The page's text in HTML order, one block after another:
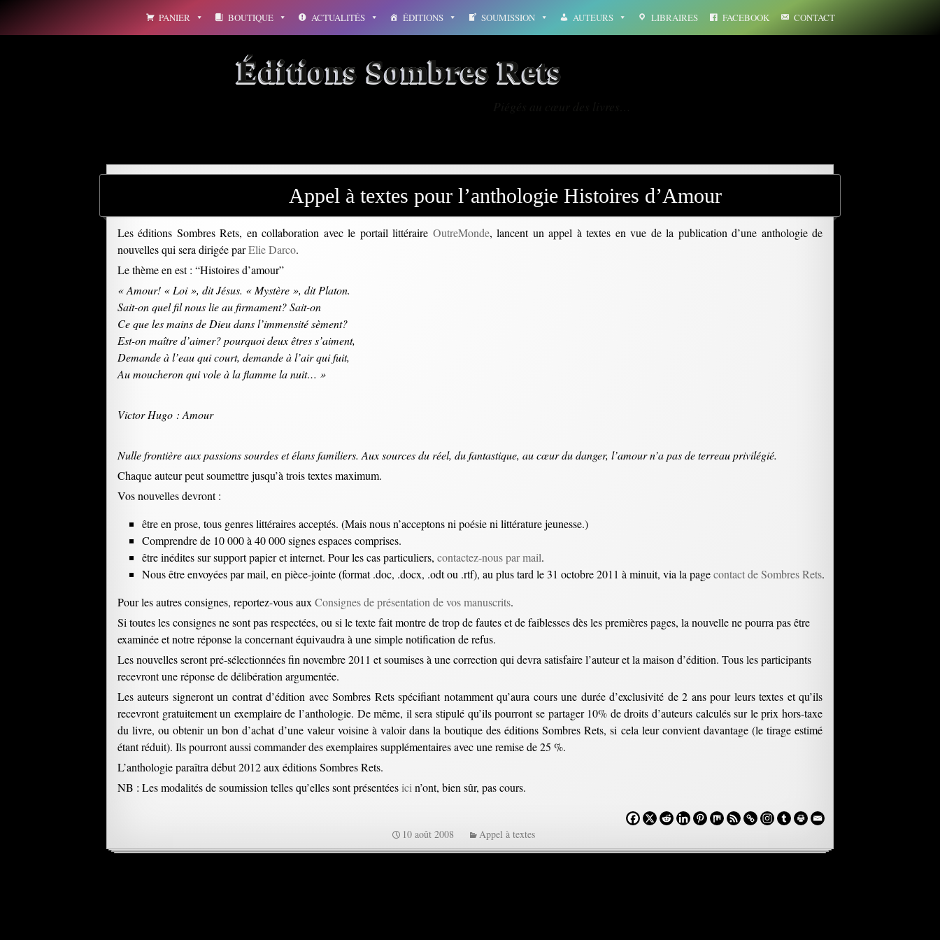
PANIER BOUTIQUE ACTUALITÉS ÉDITIONS SOUMISSION AUTEURS LIBRAIRES FACEBOOK CONTACT
Éditions Sombres Rets
Appel à textes pour l’anthologie Histoires d’Amour
Les éditions Sombres Rets, en collaboration avec le portail littéraire OutreMonde, lancent un appel à textes en vue de la publication d’une anthologie de
nouvelles qui sera dirigée parElie Darco.
Le thème en est : “Histoires d’amour”
« Amour! « Loi », dit Jésus. « Mystère », dit Platon.
Sait-on quel fil nous lie au firmament? Sait-on
Ce que les mains de Dieu dans l’immensité sèment?
Est-on maître d’aimer? pourquoi deux êtres s’aiment,
Demande à l’eau qui court, demande à l’air qui fuit,
Au moucheron qui vole à la flamme la nuit… »
Victor Hugo : Amour
Nulle frontière aux passions sourdes et élans familiers. Aux sources du réel, du fantastique, au cœur du danger, l’amour n’a pas de terreau privilégié.
Chaque auteur peut soumettre jusqu’à trois textes maximum.
Vos nouvelles devront :
être en prose, tous genres littéraires acceptés. (Mais nous n’acceptons ni poésie ni littérature jeunesse.)
Comprendre de 10 000 à 40 000 signes espaces comprises.
être inédites sur support papier et internet. Pour les cas particuliers, contactez-nous par mail.
Nous être envoyées par mail, en pièce-jointe (format .doc, .docx, .odt ou .rtf), au plus tard le 31 octobre 2011 à minuit, via la pagecontact de Sombres Rets.
Pour les autres consignes, reportez-vous aux Consignes de présentation de vos manuscrits.
Si toutes les consignes ne sont pas respectées, ou si le texte fait montre de trop de fautes et de faiblesses dès les premières pages, la nouvelle ne pourra pas être
examinée et notre réponse la concernant équivaudra à une simple notification de refus.
Les nouvelles seront pré-sélectionnées fin novembre 2011 et soumises à une correction qui devra satisfaire l’auteur et la maison d’édition. Tous les participants
recevront une réponse de délibération argumentée.
Les auteurs signeront un contrat d’édition avec Sombres Rets spécifiant notamment qu’aura cours une durée d’exclusivité de 2 ans pour leurs textes et qu’ils
recevront gratuitement un exemplaire de l’anthologie. De même, il sera stipulé qu’ils pourront se partager 10% de droits d’auteurs calculés sur le prix hors-taxe
du livre, ou obtenir un bon d’achat d’une valeur voisine à valoir dans la boutique des éditions Sombres Rets, si cela leur convient davantage (le tirage estimé
étant réduit). Ils pourront aussi commander des exemplaires supplémentaires avec une remise de 25 %.
L’anthologie paraîtra début 2012 aux éditions Sombres Rets.
NB : Les modalités de soumission telles qu’elles sont présentées ici n’ont, bien sûr, pas cours.
10 août 2008 Appel à textes